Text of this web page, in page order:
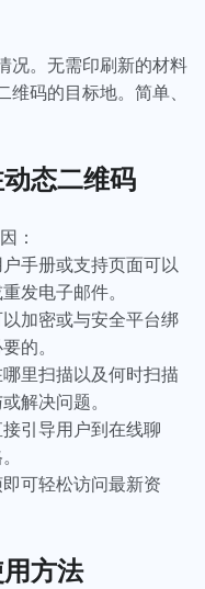
况。无需印刷新的材料
码的目标地。简单、
态二维码
：
手册或支持页面可以
发电子邮件。
加密或与安全平台绑
的。
里扫描以及何时扫描
解决问题。
引导用户到在线聊
可轻松访问最新资
方法